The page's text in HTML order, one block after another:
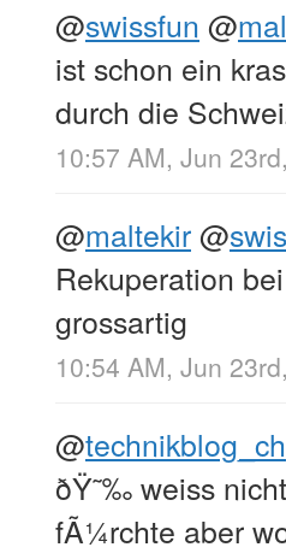
@swissfun @
ist schon ein
durch die
10:57 AM, Jun
@maltekir@
Rekuperation
grossartig
10:54 AM, Jun
@technikblog_ch
ðŸ˜‰ weiss
fÃ¼rchte aber